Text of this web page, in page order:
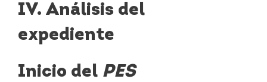
IV. Análisis del
expediente
Inicio del PES